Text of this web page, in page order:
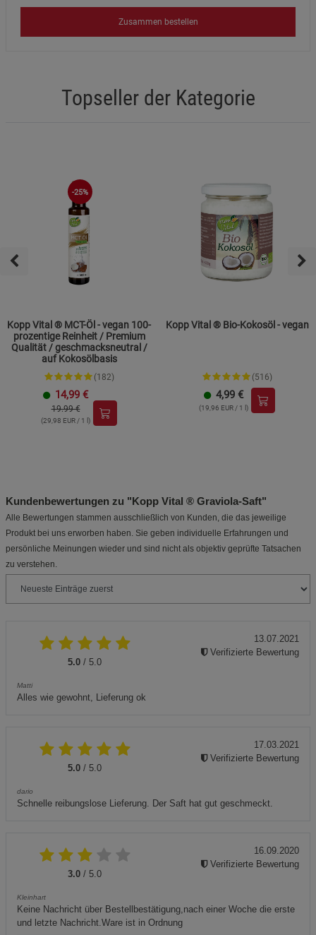
Zusammen bestellen
Topseller der Kategorie
-25%
Kopp Vital ® MCT-Öl - vegan 100-
prozentige Reinheit / Premium
Qualität / geschmacksneutral /
auf Kokosölbasis
(182)
14,99 €
19.99 €
(29,98 EUR / 1 l)
Kopp Vital ® Bio-Kokosöl - vegan
(516)
4,99 €
(19,96 EUR / 1 l)
Kundenbewertungen zu "Kopp Vital ® Graviola-Saft"
Alle Bewertungen stammen ausschließlich von Kunden, die das jeweilige
Produkt bei uns erworben haben. Sie geben individuelle Erfahrungen und
persönliche Meinungen wieder und sind nicht als objektiv geprüfte Tatsachen
zu verstehen.
5.0 / 5.0
Matti
Alles wie gewohnt, Lieferung ok
13.07.2021
Verifizierte Bewertung
5.0 / 5.0
dario
Schnelle reibungslose Lieferung. Der Saft hat gut geschmeckt.
17.03.2021
Verifizierte Bewertung
3.0 / 5.0
Kleinhart
Keine Nachricht über Bestellbestätigung,nach einer Woche die erste
und letzte Nachricht.Ware ist in Ordnung
16.09.2020
Verifizierte Bewertung